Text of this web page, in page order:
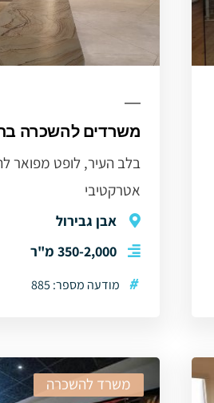
משרדים להשכרה
בלב העיר, לופט מפואר
אטרקטיבי
אבן גבירול
350-2,000 מ"ר
# מודעה מספר: 885
משרד להשכרה